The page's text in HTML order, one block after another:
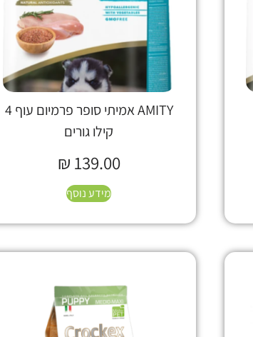
AMITY אמיתי סופר פרמיום עוף 4
קילו גורים
₪ 139.00
מידע נוסף